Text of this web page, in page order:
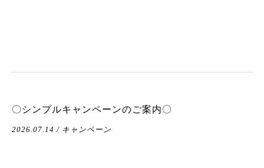
〇シンプルキャンペーンのご案内〇
2026.07.14 / キャンペーン